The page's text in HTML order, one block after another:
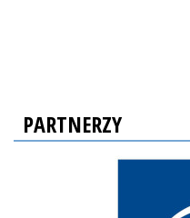
PARTNERZY